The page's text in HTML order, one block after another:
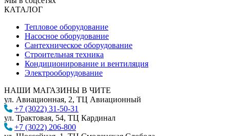
КАТАЛОГ
Тепловое оборудование
Насосное оборудование
Сантехническое оборудование
Строительная техника
Кондиционирование и вентиляция
Электрооборудование
НАШИ МАГАЗИНЫ В ЧИТЕ
ул. Авиационная, 2, ТЦ Авиационный
+7 (3022) 31-50-31
ул. Трактовая, 54, ТЦ Кардинал
+7 (3022) 206-800